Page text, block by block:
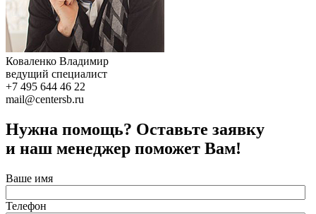
Коваленко Владимир
ведущий специалист
+7 495 644 46 22
mail@centersb.ru
Нужна помощь? Оставьте заявку
и наш менеджер поможет Вам!
Ваше имя
Телефон